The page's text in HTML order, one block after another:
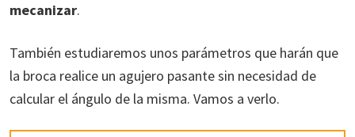
mecanizar.
También estudiaremos unos parámetros que harán que
la broca realice un agujero pasante sin necesidad de
calcular el ángulo de la misma. Vamos a verlo.